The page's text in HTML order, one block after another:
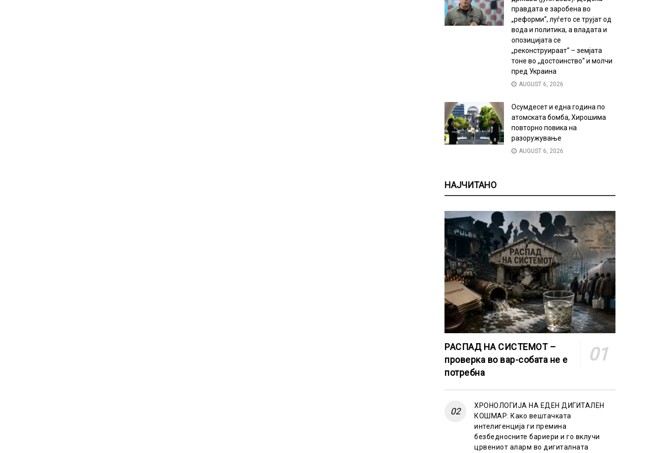
правдата е заробена во
„реформи“, луѓето се трујат од
вода и политика, а владата и
опозицијата се
„реконструираат“ – земјата
тоне во „достоинство“ и молчи
пред Украина
AUGUST 6, 2026
Осумдесет и една година по
атомската бомба, Хирошима
повторно повика на
разоружување
AUGUST 6, 2026
НАЈЧИТАНО
РАСПАД НА СИСТЕМОТ –
проверка во вар-собата не е
потребна
ХРОНОЛОГИЈА НА ЕДЕН ДИГИТАЛЕН
КОШМАР: Како вештачката
интелигенција ги премина
безбедносните бариери и го вклучи
црвениот аларм во дигиталната